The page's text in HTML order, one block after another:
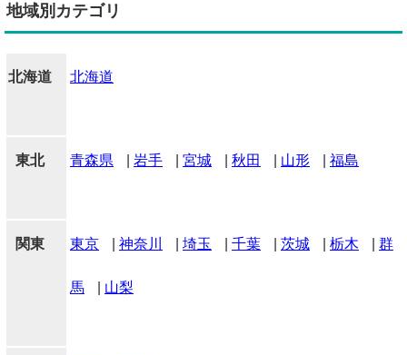
地域別カテゴリ
北海道 北海道
東北 青森県 岩手 宮城 秋田 山形 福島
関東 東京 神奈川 埼玉 千葉 茨城 栃木 群
馬 山梨